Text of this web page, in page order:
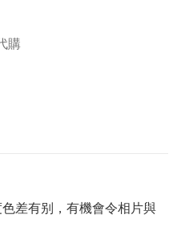
購
差有别，有機會令相片與